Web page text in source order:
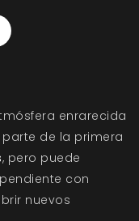
enrarecida
de la primera
, pero puede
con
nuevos